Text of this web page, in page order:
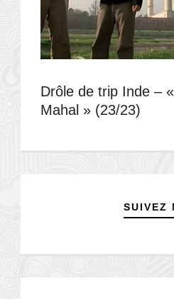
Drôle de trip Inde –
Mahal » (23/23)
SUIVEZ